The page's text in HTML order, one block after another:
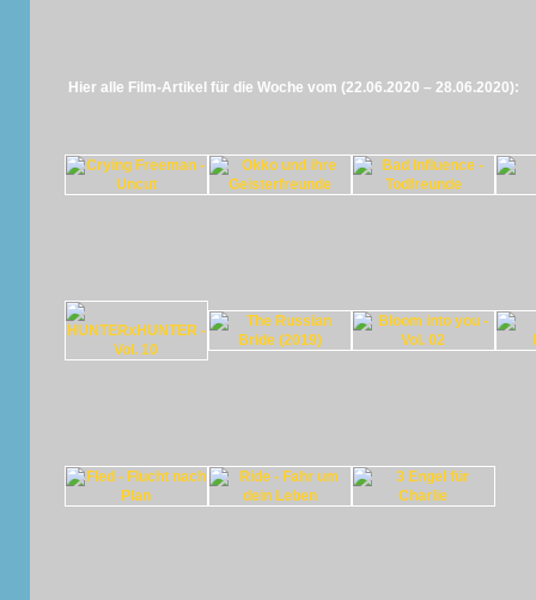
Hier alle Film-Artikel für die Woche vom (22.06.2020 – 28.06.2020):